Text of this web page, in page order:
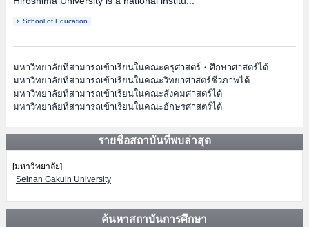
School of Education
มหาวิทยาลัยที่สามารถเข้าเรียนในคณะครุศาสตร์・ศึกษาศาสตร์ได้
มหาวิทยาลัยที่สามารถเข้าเรียนในคณะวิทยาศาสตร์ชีวภาพได้
มหาวิทยาลัยที่สามารถเข้าเรียนในคณะสังคมศาสตร์ได้
มหาวิทยาลัยที่สามารถเข้าเรียนในคณะอักษรศาสตร์ได้
รายชื่อสถาบันที่พบล่าสุด
[มหาวิทยาลัย]
Seinan Gakuin University
ค้นหาสถาบันการศึกษา